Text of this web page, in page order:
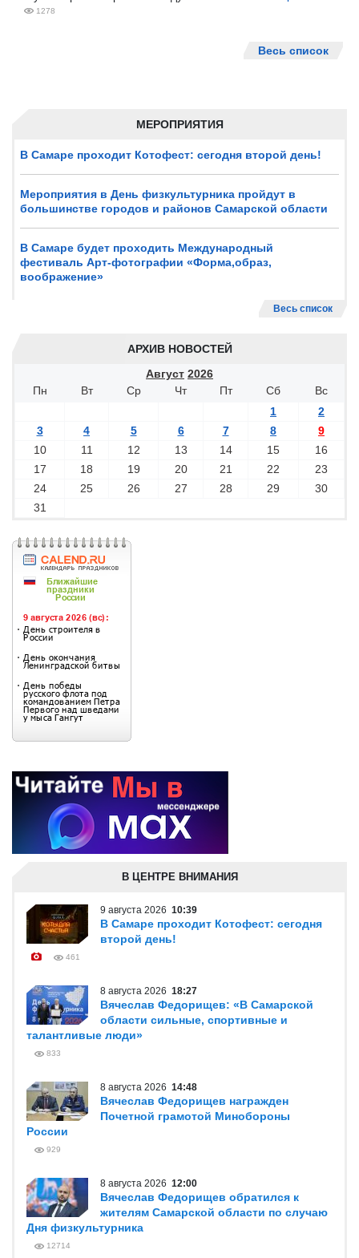
МЕРОПРИЯТИЯ
В Самаре проходит Котофест: сегодня второй день!
Мероприятия в День физкультурника пройдут в
большинстве городов и районов Самарской области
В Самаре будет проходить Международный
фестиваль Арт-фотографии «Форма,образ,
воображение»
Весь список
АРХИВ НОВОСТЕЙ
Август 2026
Пн
Вт Ср Чт Пт Сб
Вс
1
2
3
4 5 6 7 8
9
10
11 12 13 14 15
16
17
18 19 20 21 22
23
24
25 26 27 28 29
30
31
1278
Весь список
В ЦЕНТРЕ ВНИМАНИЯ
9 августа 2026 10:39
В Самаре проходит Котофест: сегодня
второй день!
461
8 августа 2026 18:27
Вячеслав Федорищев: «В Самарской
области сильные, спортивные и
талантливые люди»
833
8 августа 2026 14:48
Вячеслав Федорищев награжден
Почетной грамотой Минобороны
России
929
8 августа 2026 12:00
Вячеслав Федорищев обратился к
жителям Самарской области по случаю
Дня физкультурника
12714